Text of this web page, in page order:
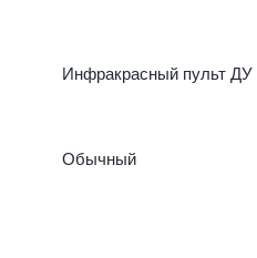
Инфракрасный пульт ДУ
Обычный